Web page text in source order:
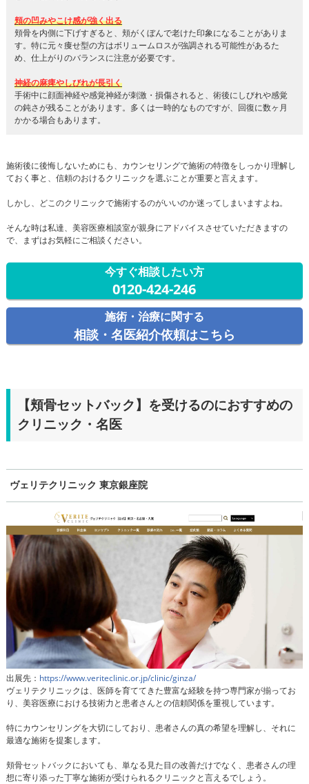
頬の凹みやこけ感が強く出る
頬骨を内側に下げすぎると、頬がくぼんで老けた印象になることがありま
す。特に元々痩せ型の方はボリュームロスが強調される可能性があるた
め、仕上がりのバランスに注意が必要です。
神経の麻痺やしびれが長引く
手術中に顔面神経や感覚神経が刺激・損傷されると、術後にしびれや感覚
の鈍さが残ることがあります。多くは一時的なものですが、回復に数ヶ月
かかる場合もあります。
施術後に後悔しないためにも、カウンセリングで施術の特徴をしっかり理解し
ておく事と、信頼のおけるクリニックを選ぶことが重要と言えます。
しかし、どこのクリニックで施術するのがいいのか迷ってしまいますよね。
そんな時は私達、美容医療相談室が親身にアドバイスさせていただきますの
で、まずはお気軽にご相談ください。
今すぐ相談したい方
0120-424-246
施術・治療に関する
相談・名医紹介依頼はこちら
【頬骨セットバック】を受けるのにおすすめの
クリニック・名医
ヴェリテクリニック 東京銀座院
出展先： https://www.veriteclinic.or.jp/clinic/ginza/
ヴェリテクリニックは、医師を育ててきた豊富な経験を持つ専門家が揃ってお
り、美容医療における技術力と患者さんとの信頼関係を重視しています。
特にカウンセリングを大切にしており、患者さんの真の希望を理解し、それに
最適な施術を提案します。
頬骨セットバックにおいても、単なる見た目の改善だけでなく、患者さんの理
想に寄り添った丁寧な施術が受けられるクリニックと言えるでしょう。